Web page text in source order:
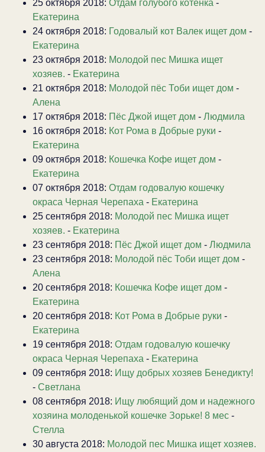
25 октября 2018: Отдам голубого котенка -
Екатерина
24 октября 2018: Годовалый кот Валек ищет дом -
Екатерина
23 октября 2018: Молодой пес Мишка ищет
хозяев. - Екатерина
21 октября 2018: Молодой пёс Тоби ищет дом -
Алена
17 октября 2018: Пёс Джой ищет дом - Людмила
16 октября 2018: Кот Рома в Добрые руки -
Екатерина
09 октября 2018: Кошечка Кофе ищет дом -
Екатерина
07 октября 2018: Отдам годовалую кошечку
окраса Черная Черепаха - Екатерина
25 сентября 2018: Молодой пес Мишка ищет
хозяев. - Екатерина
23 сентября 2018: Пёс Джой ищет дом - Людмила
23 сентября 2018: Молодой пёс Тоби ищет дом -
Алена
20 сентября 2018: Кошечка Кофе ищет дом -
Екатерина
20 сентября 2018: Кот Рома в Добрые руки -
Екатерина
19 сентября 2018: Отдам годовалую кошечку
окраса Черная Черепаха - Екатерина
09 сентября 2018: Ищу добрых хозяев Бенедикту!
- Светлана
08 сентября 2018: Ищу любящий дом и надежного
хозяина молоденькой кошечке Зорьке! 8 мес -
Стелла
30 августа 2018: Молодой пес Мишка ищет хозяев.